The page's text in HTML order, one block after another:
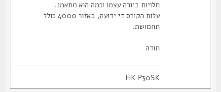
תלויות ביורה עצמו וכמה הוא מתאמן.
עלות הקורס די ידועה, באזור 4000 כולל
תחמושת.
HK P30SK